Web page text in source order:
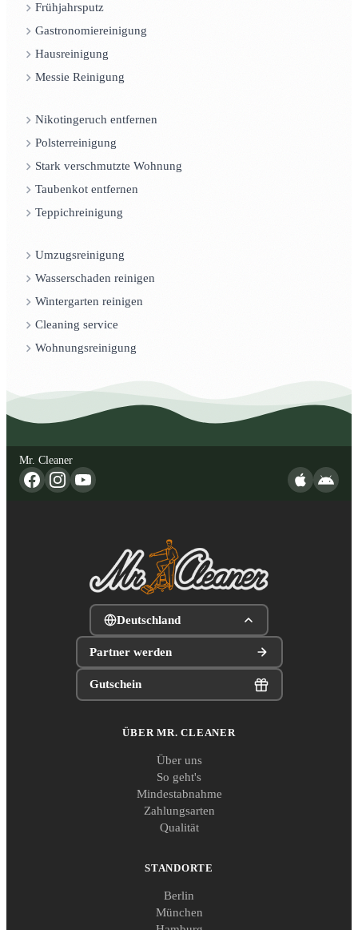
Frühjahrsputz
Gastronomiereinigung
Hausreinigung
Messie Reinigung
Nikotingeruch entfernen
Polsterreinigung
Stark verschmutzte Wohnung
Taubenkot entfernen
Teppichreinigung
Umzugsreinigung
Wasserschaden reinigen
Wintergarten reinigen
Cleaning service
Wohnungsreinigung
Mr. Cleaner
Deutschland
Partner werden
Gutschein
ÜBER MR. CLEANER
Über uns
So geht's
Mindestabnahme
Zahlungsarten
Qualität
STANDORTE
Berlin
München